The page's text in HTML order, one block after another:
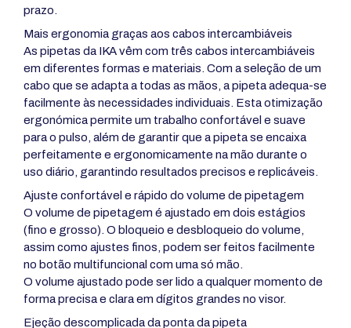
prazo.
Mais ergonomia graças aos cabos intercambiáveis
As pipetas da IKA vêm com três cabos intercambiáveis
em diferentes formas e materiais. Com a seleção de um
cabo que se adapta a todas as mãos, a pipeta adequa-se
facilmente às necessidades individuais. Esta otimização
ergonómica permite um trabalho confortável e suave
para o pulso, além de garantir que a pipeta se encaixa
perfeitamente e ergonomicamente na mão durante o
uso diário, garantindo resultados precisos e replicáveis.
Ajuste confortável e rápido do volume de pipetagem
O volume de pipetagem é ajustado em dois estágios
(fino e grosso). O bloqueio e desbloqueio do volume,
assim como ajustes finos, podem ser feitos facilmente
no botão multifuncional com uma só mão.
O volume ajustado pode ser lido a qualquer momento de
forma precisa e clara em dígitos grandes no visor.
Ejeção descomplicada da ponta da pipeta